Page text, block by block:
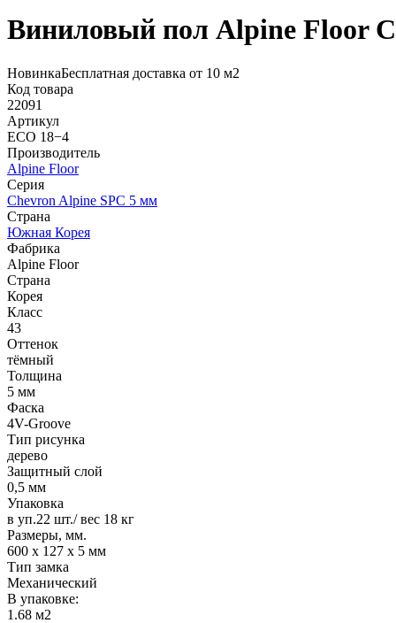
Виниловый пол Alpine Floor
НовинкаБесплатная доставка от 10 м2
Код товара
22091
Артикул
ECO 18−4
Производитель
Alpine Floor
Серия
Chevron Alpine SPC 5 мм
Страна
Южная Корея
Фабрика
Alpine Floor
Страна
Корея
Класс
43
Оттенок
тёмный
Толщина
5 мм
Фаска
4V-Groove
Тип рисунка
дерево
Защитный слой
0,5 мм
Упаковка
в уп.22 шт./ вес 18 кг
Размеры, мм.
600 х 127 х 5 мм
Тип замка
Механический
В упаковке:
1.68 м2